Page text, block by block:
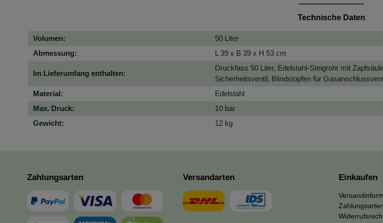
Technische Daten
Volumen:
50 Liter
Abmessung:
L 39 x B 39 x H 53 cm
Im Lieferumfang enthalten:
Druckfass 50 Liter, Edelstahl-Steigrohr mit
Sicherheitsventil, Blindstopfen für
Material:
Edelstahl
Max. Druck:
10 bar
Gewicht:
12 kg
Zahlungsarten Versandarten Einkaufen
Zahlungsarten